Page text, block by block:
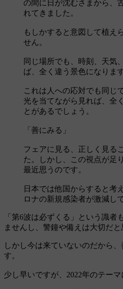
の間に日が沈むさまから、
れてきました。
もしかすると意図して植え
せん。
同じ場所でも、時刻、天気
ば、全く違う景色になります
これは人への応対でも同じ
光を当てながら見れば、全
とがあるでしょう。
「善にみる」
フェアに見る、正しく見る
た。しかし、この視点が足
最近思うのです。
日本では他国からすると考
ロナの新規感染者が激減し
「第6波は必ずくる」という識者
ませんし、警鐘や備えは大切だと
しかし今は来ていないのだから
す。
少し早いですが、2022年のテーマ